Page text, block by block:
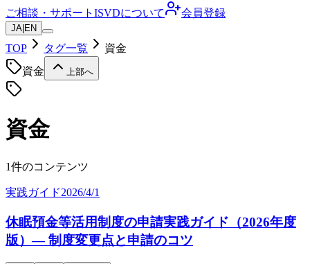
ご相談・サポート ISVDについて 会員登録
JA EN
TOP タグ一覧
資金
資金
上部へ
資金
1件のコンテンツ
実践ガイド2026/4/1
休眠預金等活用制度の申請実践ガイド（2026年度
版）— 制度変更点と申請のコツ